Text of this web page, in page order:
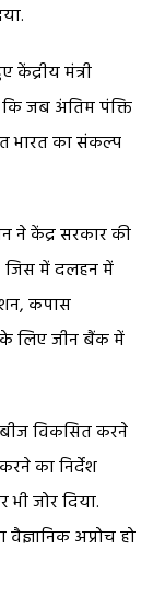
मंत्री
जब अंतिम पंक्ति
भारत का संकल्प
ने केंद्र सरकार की
जिस में दलहन में
कपास
लिए जीन बैंक में
बीज विकसित करने
का निर्देश
जोर दिया.
अप्रोच हो